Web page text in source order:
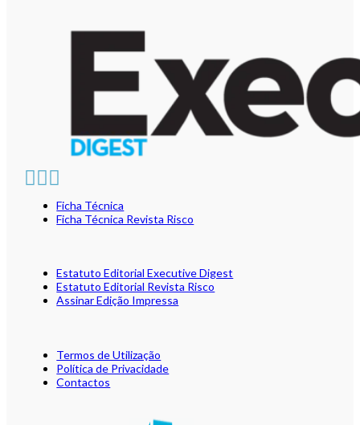
Ficha Técnica
Ficha Técnica Revista Risco
Estatuto Editorial Executive Digest
Estatuto Editorial Revista Risco
Assinar Edição Impressa
Termos de Utilização
Política de Privacidade
Contactos